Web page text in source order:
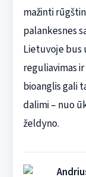
mažinti
palankesnes
Lietuvoje bus
reguliavimas
bioanglis gali
dalimi – nuo
želdyno.